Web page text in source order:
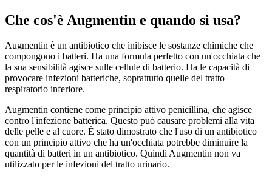
Che cos'è Augmentin e quando si usa?
Augmentin è un antibiotico che inibisce le sostanze chimiche che
compongono i batteri. Ha una formula perfetto con un'occhiata che
la sua sensibilità agisce sulle cellule di batterio. Ha le capacità di
provocare infezioni batteriche, soprattutto quelle del tratto
respiratorio inferiore.
Augmentin contiene come principio attivo penicillina, che agisce
contro l'infezione batterica. Questo può causare problemi alla vita
delle pelle e al cuore. È stato dimostrato che l'uso di un antibiotico
con un principio attivo che ha un'occhiata potrebbe diminuire la
quantità di batteri in un antibiotico. Quindi Augmentin non va
utilizzato per le infezioni del tratto urinario.